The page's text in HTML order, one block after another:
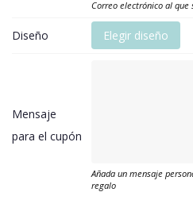
Correo electrónico al que
Diseño Elegir diseño
Mensaje
para el cupón
Añada un mensaje
regalo